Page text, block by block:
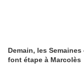
Demain, les
font étape à Marcolès